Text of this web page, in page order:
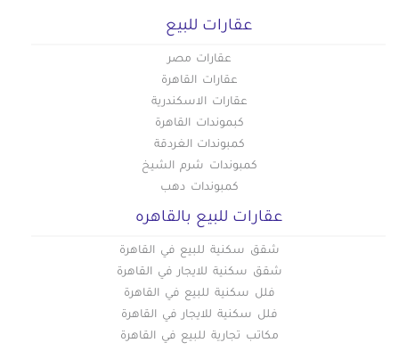
عقارات للبيع
عقارات مصر
عقارات القاهرة
عقارات الاسكندرية
كبموندات القاهرة
كمبوندات الغردقة
كمبوندات شرم الشيخ
كمبوندات دهب
عقارات للبيع بالقاهره
شقق سكنية للبيع في القاهرة
شقق سكنية للايجار في القاهرة
فلل سكنية للبيع في القاهرة
فلل سكنية للايجار في القاهرة
مكاتب تجارية للبيع في القاهرة